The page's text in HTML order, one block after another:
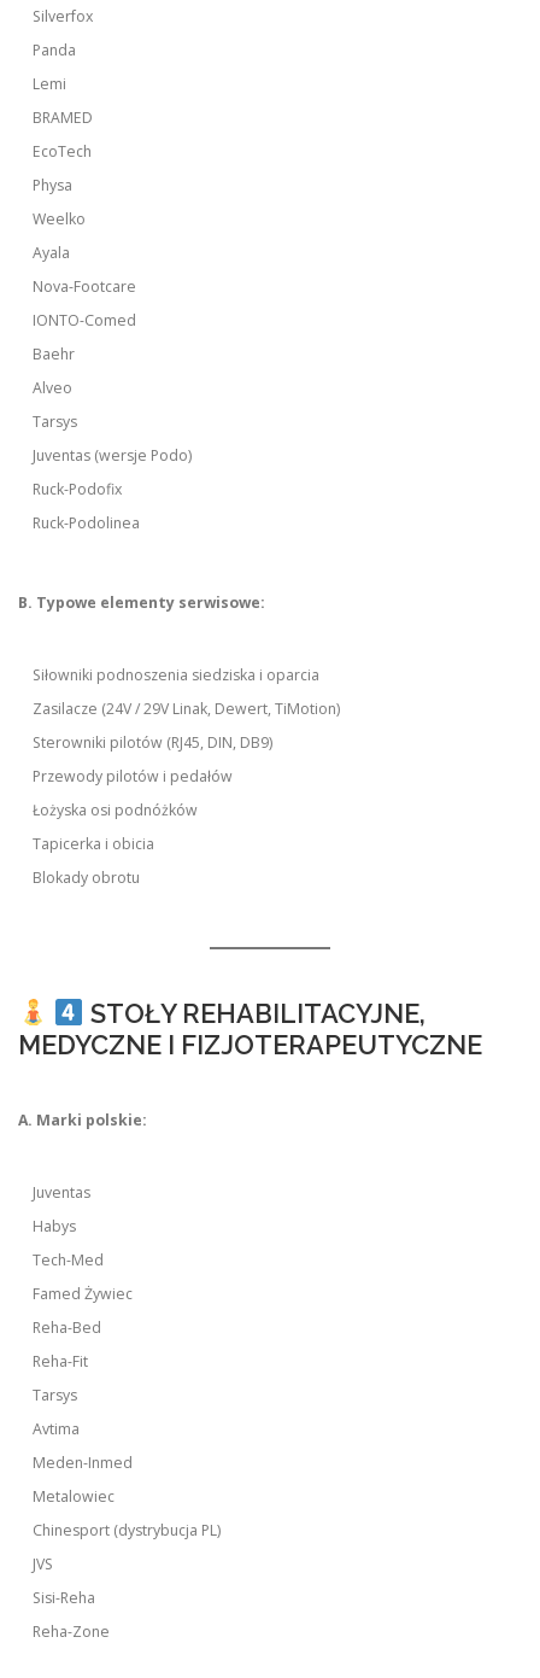
Silverfox
Panda
Lemi
BRAMED
EcoTech
Physa
Weelko
Ayala
Nova-Footcare
IONTO-Comed
Baehr
Alveo
Tarsys
Juventas (wersje Podo)
Ruck-Podofix
Ruck-Podolinea
B. Typowe elementy serwisowe:
Siłowniki podnoszenia siedziska i oparcia
Zasilacze (24V / 29V Linak, Dewert, TiMotion)
Sterowniki pilotów (RJ45, DIN, DB9)
Przewody pilotów i pedałów
Łożyska osi podnóżków
Tapicerka i obicia
Blokady obrotu
STOŁY REHABILITACYJNE,
MEDYCZNE I FIZJOTERAPEUTYCZNE
A. Marki polskie:
Juventas
Habys
Tech-Med
Famed Żywiec
Reha-Bed
Reha-Fit
Tarsys
Avtima
Meden-Inmed
Metalowiec
Chinesport (dystrybucja PL)
JVS
Sisi-Reha
Reha-Zone